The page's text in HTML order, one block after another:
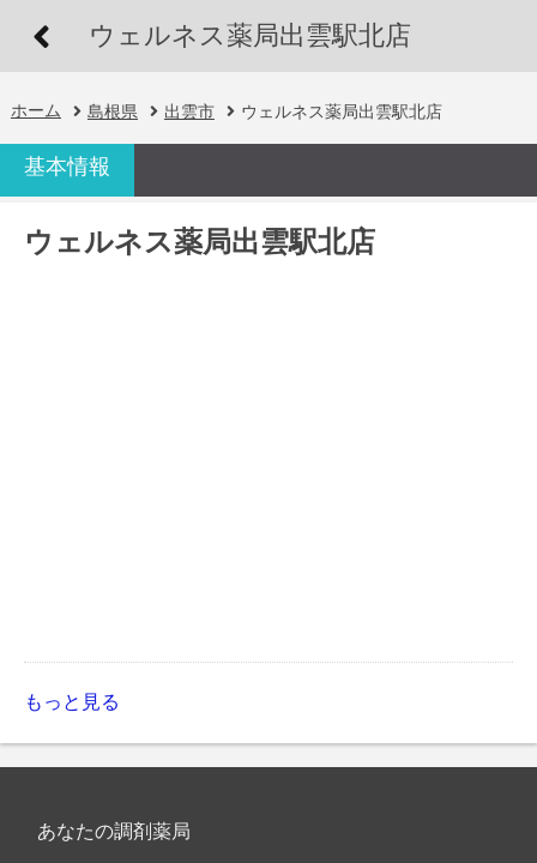
ウェルネス薬局出雲駅北店
ホーム 島根県 出雲市 ウェルネス薬局出雲駅北店
基本情報
ウェルネス薬局出雲駅北店
もっと見る
あなたの調剤薬局